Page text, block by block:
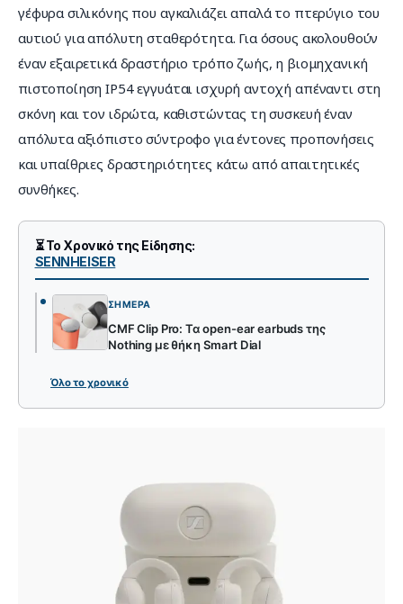
γέφυρα σιλικόνης που αγκαλιάζει απαλά το πτερύγιο του
αυτιού για απόλυτη σταθερότητα. Για όσους ακολουθούν
έναν εξαιρετικά δραστήριο τρόπο ζωής, η βιομηχανική
πιστοποίηση IP54 εγγυάται ισχυρή αντοχή απέναντι στη
σκόνη και τον ιδρώτα, καθιστώντας τη συσκευή έναν
απόλυτα αξιόπιστο σύντροφο για έντονες προπονήσεις
και υπαίθριες δραστηριότητες κάτω από απαιτητικές
συνθήκες.
⏳ Το Χρονικό της Είδησης:
SENNHEISER
ΣΉΜΕΡΑ
CMF Clip Pro: Τα open-ear earbuds της
Nothing με θήκη Smart Dial
Όλο το χρονικό